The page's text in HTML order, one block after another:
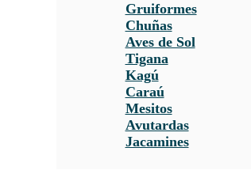
Gruiformes
Chuñas
Aves de Sol
Tigana
Kagú
Caraú
Mesitos
Avutardas
Jacamines